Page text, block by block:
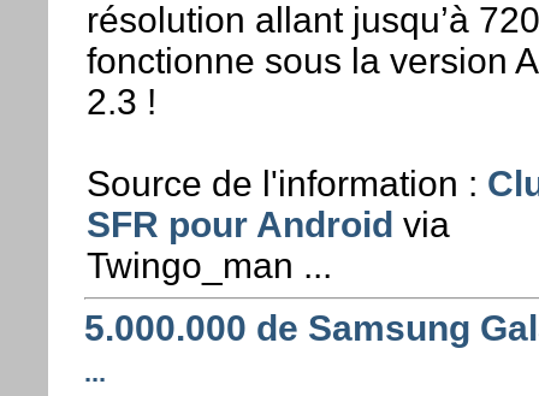
résolution allant jusqu’à
fonctionne sous la version
2.3 !
Source de l'information :
SFR pour Android via
Twingo_man ...
5.000.000 de Samsung
...